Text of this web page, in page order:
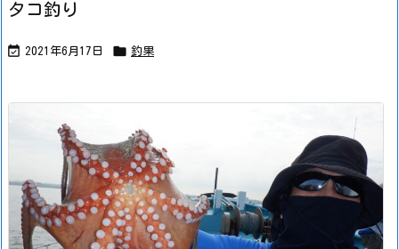
タコ釣り
 2021年6月17日  釣果